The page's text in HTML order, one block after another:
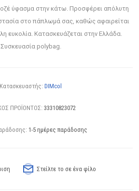
ύφασμα στην κάτω. Προσφέρει απόλυτη
στο πάπλωμά σας, καθώς αφαιρείται
ευκολία. Κατασκευάζεται στην Ελλάδα.
Συσκευασία polybag.
Κατασκευαστής: DIMcol
ΠΡΟΪΟΝΤΟΣ: 33310823072
1-5 ημέρες παράδοσης
Στείλτε το σε ένα φίλο